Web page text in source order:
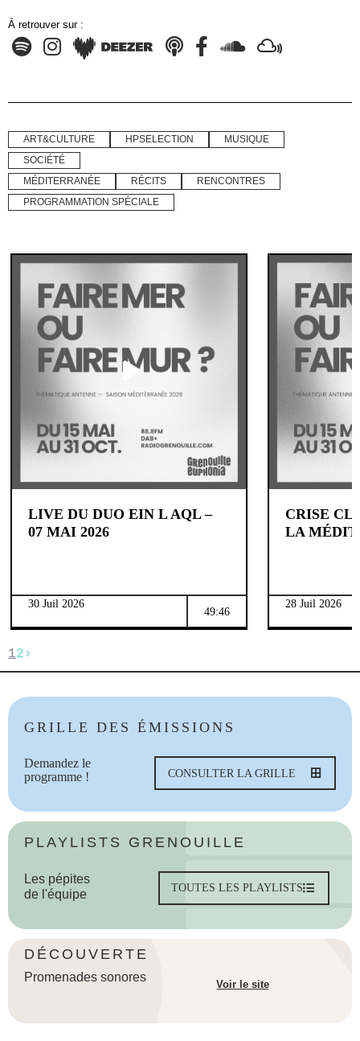
À retrouver sur :
ART&CULTURE HPSELECTION
MUSIQUE
SOCIÉTÉ
MÉDITERRANÉE
RÉCITS
RENCONTRES
PROGRAMMATION SPÉCIALE
LIVE DU DUO EIN L AQL –
07 MAI 2026
30 Juil 2026
49:46
CRISE
LA
28 Juil 2026
12 ›
GRILLE DES ÉMISSIONS
Demandez le
programme !
CONSULTER LA GRILLE
PLAYLISTS GRENOUILLE
Les pépites
de l'équipe
TOUTES LES PLAYLISTS
DÉCOUVERTE
Promenades sonores
Voir le site